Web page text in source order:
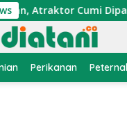
Atraktor Cumi
Perikanan